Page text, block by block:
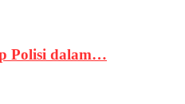
Polisi dalam…